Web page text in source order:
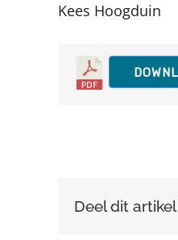
Kees Hoogduin
Deel dit